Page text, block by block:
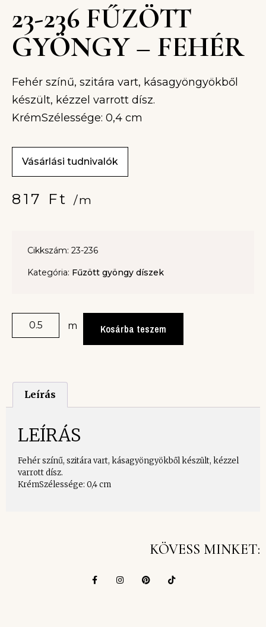
23-236 FŰZÖTT
GYÖNGY – FEHÉR
Fehér színű, szitára vart, kásagyöngyökből
készült, kézzel varrott dísz.
KrémSzélessége: 0,4 cm
Vásárlási tudnivalók
817 Ft /m
Cikkszám: 23-236
Kategória: Fűzött gyöngy díszek
m Kosárba teszem
Leírás
LEÍRÁS
Fehér színű, szitára vart, kásagyöngyökből készült, kézzel
varrott dísz.
KrémSzélessége: 0,4 cm
KÖVESS MINKET: